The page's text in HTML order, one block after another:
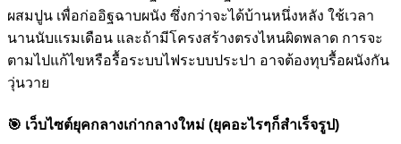
ผสมปูน เพื่อก่ออิฐฉาบผนัง ซึ่งกว่าจะได้บ้านหนึ่งหลัง ใช้เวลา
นานนับแรมเดือน และถ้ามีโครงสร้างตรงไหนผิดพลาด การจะ
ตามไปแก้ไขหรือรื้อระบบไฟระบบประปา อาจต้องทุบรื้อผนังกัน
วุ่นวาย
🎯 เว็บไซต์ยุคกลางเก่ากลางใหม่ (ยุคอะไรๆก็สำเร็จรูป)